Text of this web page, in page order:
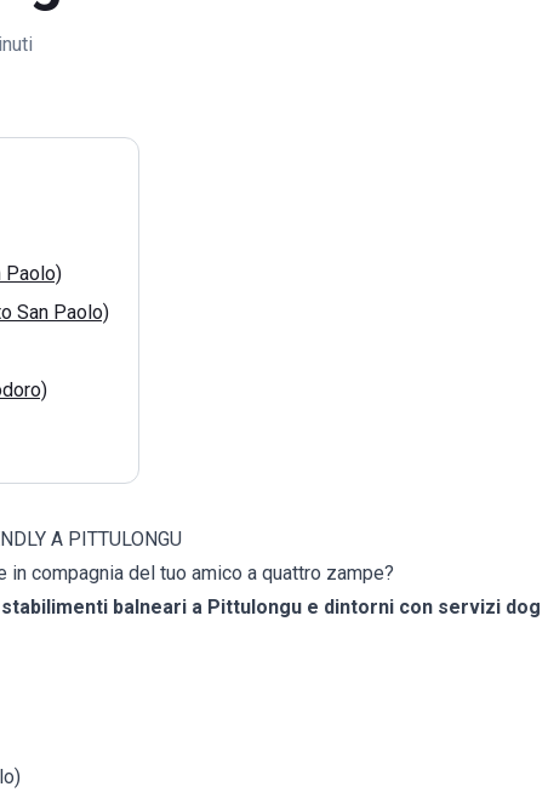
Paolo)
San Paolo)
A PITTULONGU
compagnia del tuo amico a quattro zampe?
balneari a Pittulongu e dintorni con servizi dog